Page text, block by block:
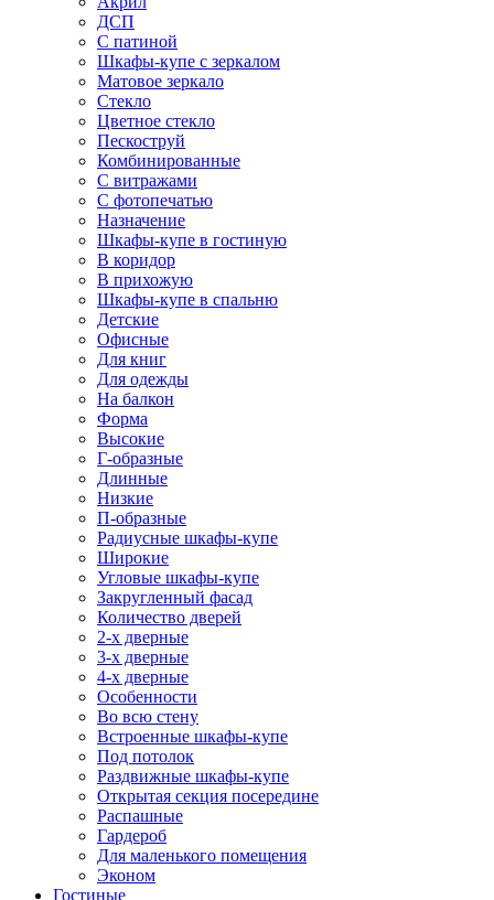
ДСП
С патиной
Шкафы-купе с зеркалом
Матовое зеркало
Стекло
Цветное стекло
Пескоструй
Комбинированные
С витражами
С фотопечатью
Назначение
Шкафы-купе в гостиную
В коридор
В прихожую
Шкафы-купе в спальню
Детские
Офисные
Для книг
Для одежды
На балкон
Форма
Высокие
Г-образные
Длинные
Низкие
П-образные
Радиусные шкафы-купе
Широкие
Угловые шкафы-купе
Закругленный фасад
Количество дверей
2-х дверные
3-х дверные
4-х дверные
Особенности
Во всю стену
Встроенные шкафы-купе
Под потолок
Раздвижные шкафы-купе
Открытая секция посередине
Распашные
Гардероб
Для маленького помещения
Эконом
Гостиные